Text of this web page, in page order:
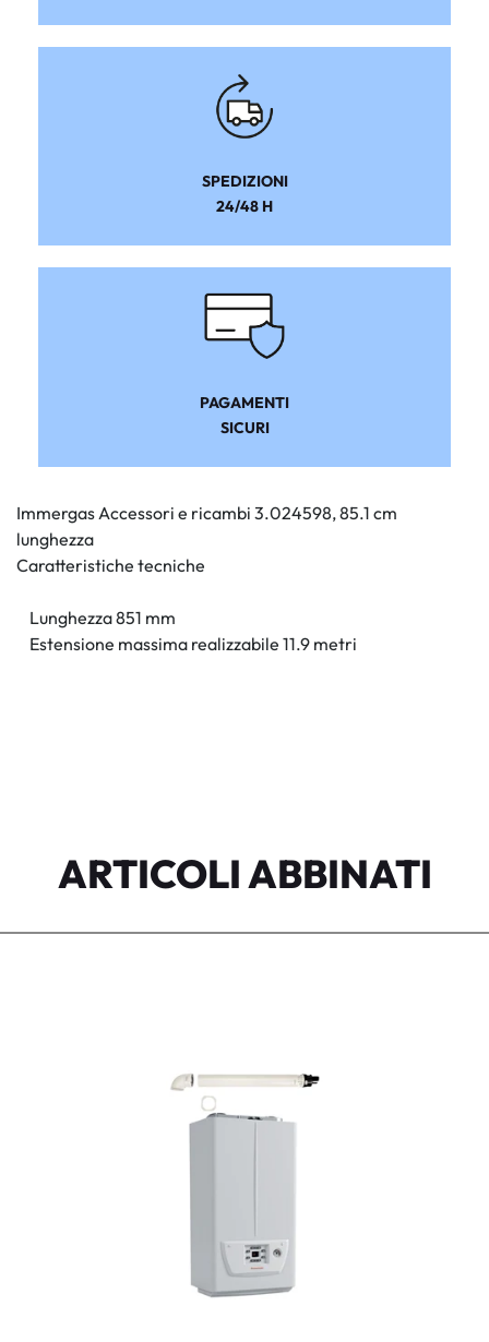
SPEDIZIONI
24/48 H
PAGAMENTI
SICURI
Immergas Accessori e ricambi 3.024598, 85.1 cm
lunghezza
Caratteristiche tecniche
Lunghezza 851 mm
Estensione massima realizzabile 11.9 metri
ARTICOLI ABBINATI